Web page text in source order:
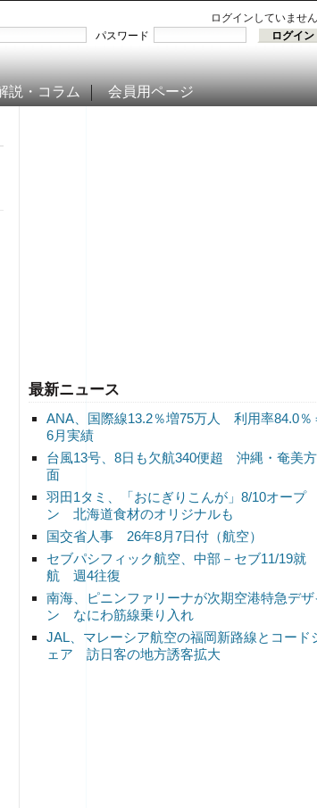
ログインしていません
パスワード
説・コラム 会員用ページ
最新ニュース
ANA、国際線13.2％増75万人 利用率84.0％
6月実績
台風13号、8日も欠航340便超 沖縄・奄美方
面
羽田1タミ、「おにぎりこんが」8/10オープ
ン 北海道食材のオリジナルも
国交省人事 26年8月7日付（航空）
セブパシフィック航空、中部－セブ11/19就
航 週4往復
南海、ピニンファリーナが次期空港特急デザ
ン なにわ筋線乗り入れ
JAL、マレーシア航空の福岡新路線とコード
ェア 訪日客の地方誘客拡大